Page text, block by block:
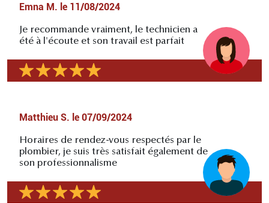
Emna M. le 11/08/2024
Je recommande vraiment, le technicien a
été à l'écoute et son travail est parfait
Matthieu S. le 07/09/2024
Horaires de rendez-vous respectés par le
plombier, je suis très satisfait également de
son professionnalisme